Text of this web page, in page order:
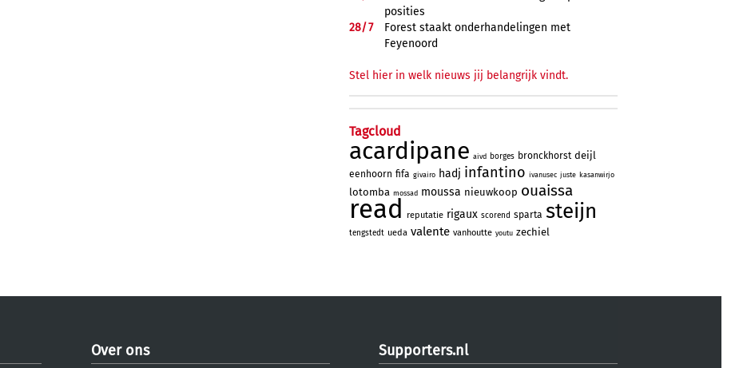
posities
28/7
Forest staakt onderhandelingen met
Feyenoord
Stel hier in welk nieuws jij belangrijk vindt.
Tagcloud
acardipane aivd borges bronckhorst deijl
eenhoorn fifa givairo hadj infantino ivanusec juste kasanwirjo
lotomba mossad moussa nieuwkoop ouaissa
read reputatie rigaux scorend sparta steijn
tengstedt ueda valente vanhoutte youtu zechiel
Over ons Supporters.nl